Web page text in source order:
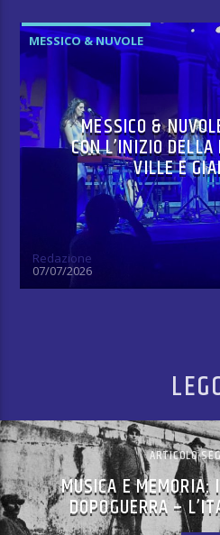
MESSICO & NUVOLE
MESSICO &
CON L’INIZIO
VILLE E
Redazione
07/07/2026
ARTICOLO
MUSICA E MEMORIA:
DOPOGUERRA –